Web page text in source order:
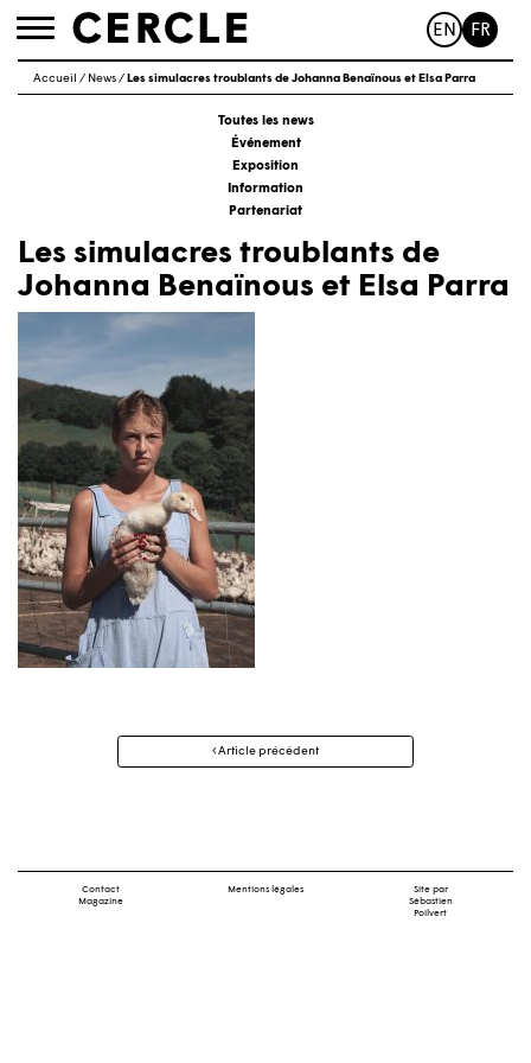
Toggle
EN FR
Accueil / News/ Les simulacres troublants de Johanna Benaïnous et Elsa Parra
Toutes les news
Événement
Exposition
Information
Partenariat
Les simulacres troublants de
Johanna Benaïnous et Elsa Parra
Navigation
Article précédent
Contact
Magazine
Mentions légales
Site par
Sébastien
Poilvert